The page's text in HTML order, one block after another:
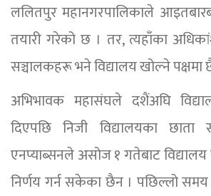
ललितपुर महानगरपालिकाले
तयारी गरेको छ । तर, त्यहाँका
सञ्चालकहरू भने विद्यालय खोल्ने पक्षमा
अभिभावक महासंघले दशैंअघि
दिएपछि निजी विद्यालयका
एनप्याब्सनले असोज १ गतेबाट
निर्णय गर्न सकेका छैन । पछिल्लो समय